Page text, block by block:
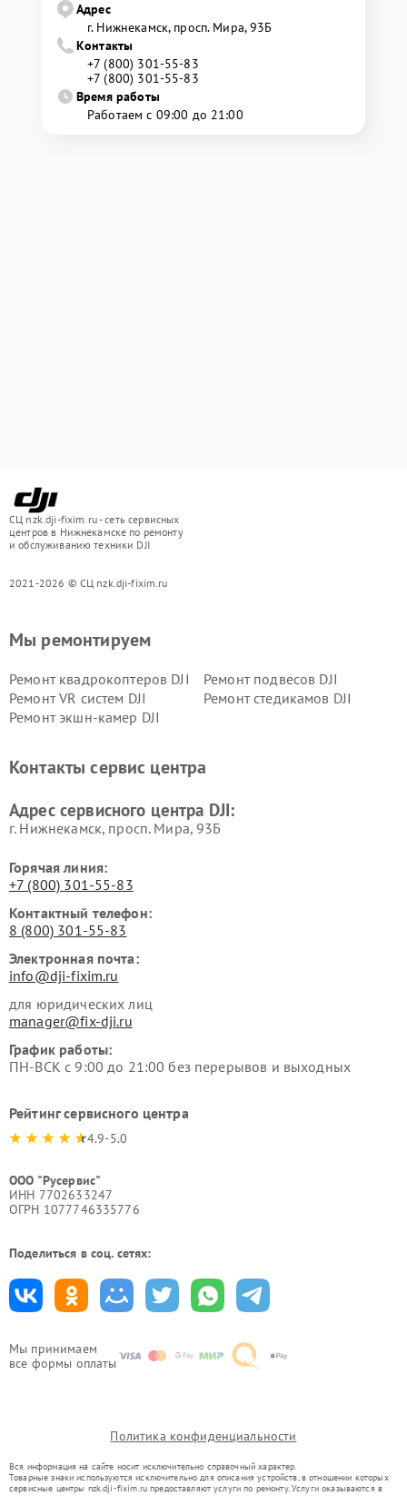
Адрес
г. Нижнекамск, просп. Мира, 93Б
Контакты
+7 (800) 301-55-83
+7 (800) 301-55-83
Время работы
Работаем с 09:00 до 21:00
СЦ nzk.dji-fixim.ru - сеть сервисных
центров в Нижнекамске по ремонту
и обслуживанию техники DJI
2021-2026 © СЦ nzk.dji-fixim.ru
Мы принимаем
все формы оплаты
Мы ремонтируем
Ремонт квадрокоптеров DJI
Ремонт подвесов DJI
Ремонт VR систем DJI
Ремонт стедикамов DJI
Ремонт экшн-камер DJI
Контакты сервис центра
Адрес сервисного центра DJI:
г. Нижнекамск, просп. Мира, 93Б
Горячая линия:
+7 (800) 301-55-83
Контактный телефон:
8 (800) 301-55-83
Электронная почта:
info@dji-fixim.ru
для юридических лиц
manager@fix-dji.ru
График работы:
ПН-ВСК с 9:00 до 21:00 без перерывов и выходных
Рейтинг сервисного центра
4.9-5.0
ООО "Русервис"
ИНН 7702633247
ОГРН 1077746335776
Поделиться в соц. сетях:
Политика конфиденциальности
Вся информация на сайте носит исключительно справочный характер.
Товарные знаки используются исключительно для описания устройств, в отношении которых
сервисные центры nzk.dji-fixim.ru предоставляют услуги по ремонту. Услуги оказываются в